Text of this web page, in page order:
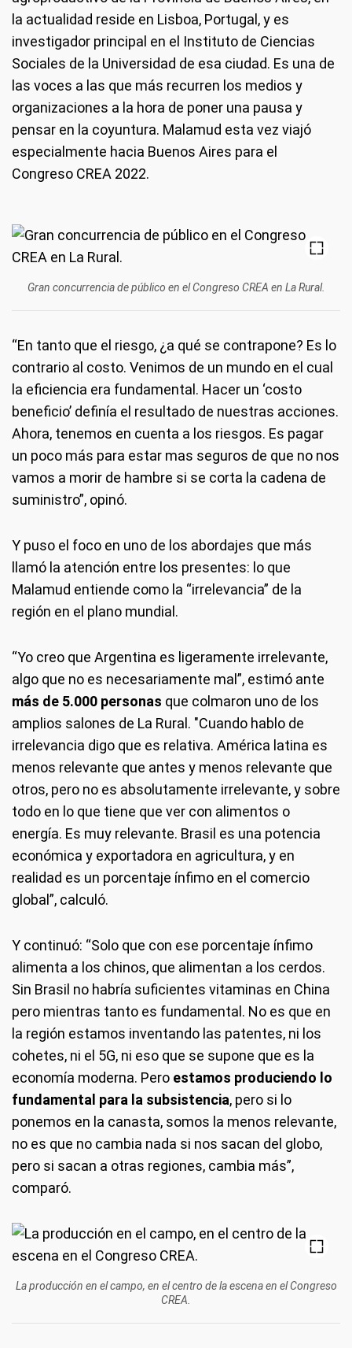
la actualidad reside en Lisboa, Portugal, y es
investigador principal en el Instituto de Ciencias
Sociales de la Universidad de esa ciudad. Es una de
las voces a las que más recurren los medios y
organizaciones a la hora de poner una pausa y
pensar en la coyuntura. Malamud esta vez viajó
especialmente hacia Buenos Aires para el
Congreso CREA 2022.
Gran concurrencia de público en el Congreso CREA en La Rural.
“En tanto que el riesgo, ¿a qué se contrapone? Es lo
contrario al costo. Venimos de un mundo en el cual
la eficiencia era fundamental. Hacer un ‘costo
beneficio’ definía el resultado de nuestras acciones.
Ahora, tenemos en cuenta a los riesgos. Es pagar
un poco más para estar mas seguros de que no nos
vamos a morir de hambre si se corta la cadena de
suministro”, opinó.
Y puso el foco en uno de los abordajes que más
llamó la atención entre los presentes: lo que
Malamud entiende como la “irrelevancia” de la
región en el plano mundial.
“Yo creo que Argentina es ligeramente irrelevante,
algo que no es necesariamente mal”, estimó ante
más de 5.000 personas que colmaron uno de los
amplios salones de La Rural. "Cuando hablo de
irrelevancia digo que es relativa. América latina es
menos relevante que antes y menos relevante que
otros, pero no es absolutamente irrelevante, y sobre
todo en lo que tiene que ver con alimentos o
energía. Es muy relevante. Brasil es una potencia
económica y exportadora en agricultura, y en
realidad es un porcentaje ínfimo en el comercio
global”, calculó.
Y continuó: “Solo que con ese porcentaje ínfimo
alimenta a los chinos, que alimentan a los cerdos.
Sin Brasil no habría suficientes vitaminas en China
pero mientras tanto es fundamental. No es que en
la región estamos inventando las patentes, ni los
cohetes, ni el 5G, ni eso que se supone que es la
economía moderna. Pero estamos produciendo lo
fundamental para la subsistencia, pero si lo
ponemos en la canasta, somos la menos relevante,
no es que no cambia nada si nos sacan del globo,
pero si sacan a otras regiones, cambia más”,
comparó.
La producción en el campo, en el centro de la escena en el Congreso
CREA.